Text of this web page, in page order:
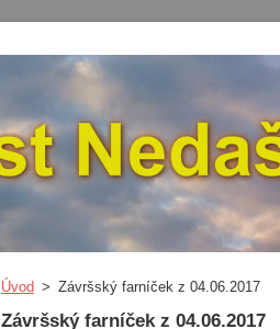
Úvod > Závršský farníček z 04.06.2017
Závršský farníček z 04.06.2017